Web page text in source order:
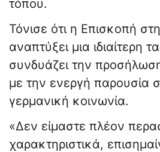
τόπου.
Τόνισε ότι η Επισκοπή
αναπτύξει μια ιδιαίτερη
συνδυάζει την
με την ενεργή παρουσία
γερμανική κοινωνία.
«Δεν είμαστε πλέον
χαρακτηριστικά,